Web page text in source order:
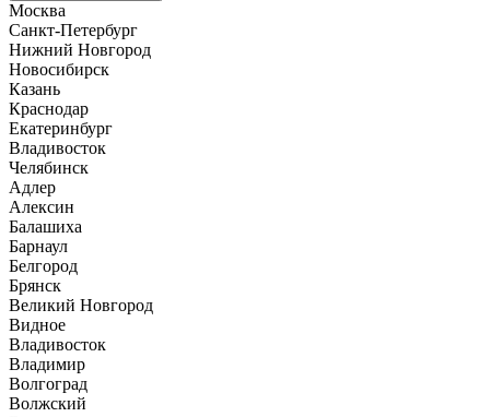
Москва
Санкт-Петербург
Нижний Новгород
Новосибирск
Казань
Краснодар
Екатеринбург
Владивосток
Челябинск
Адлер
Алексин
Балашиха
Барнаул
Белгород
Брянск
Великий Новгород
Видное
Владивосток
Владимир
Волгоград
Волжский